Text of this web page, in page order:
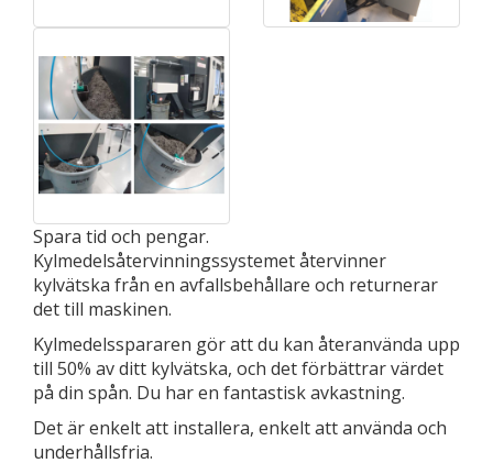
Spara tid och pengar.
Kylmedelsåtervinningssystemet återvinner
kylvätska från en avfallsbehållare och returnerar
det till maskinen.
Kylmedelsspararen gör att du kan återanvända upp
till 50% av ditt kylvätska, och det förbättrar värdet
på din spån. Du har en fantastisk avkastning.
Det är enkelt att installera, enkelt att använda och
underhållsfria.